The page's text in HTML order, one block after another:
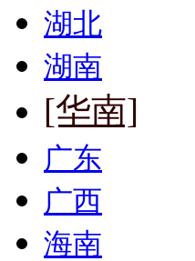
湖北
湖南
[华南]
广东
广西
海南